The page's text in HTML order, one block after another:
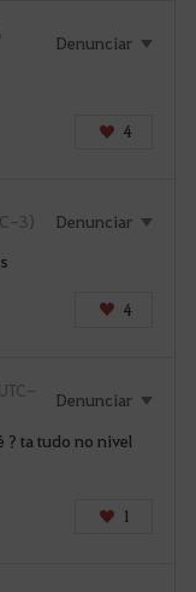
Denunciar
4
3)
Denunciar
4
Denunciar
? ta tudo no nivel
1